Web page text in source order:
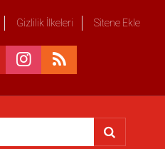
Gizlilik İlkeleri Sitene Ekle